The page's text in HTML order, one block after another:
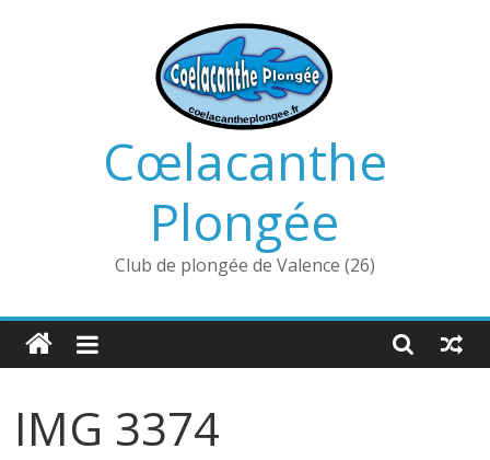
Cœlacanthe
Plongée
Club de plongée de Valence (26)
IMG 3374